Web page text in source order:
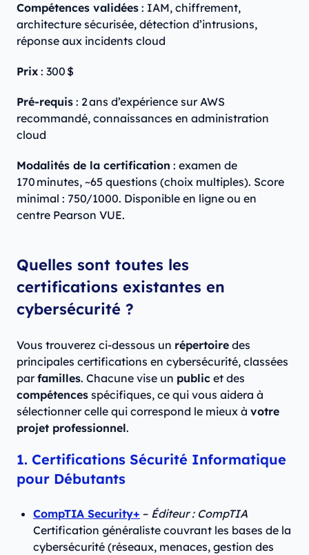
Compétences validées : IAM, chiffrement,
architecture sécurisée, détection d’intrusions,
réponse aux incidents cloud
Prix : 300 $
Pré-requis : 2 ans d’expérience sur AWS
recommandé, connaissances en administration
cloud
Modalités de la certification : examen de
170 minutes, ~65 questions (choix multiples). Score
minimal : 750/1000. Disponible en ligne ou en
centre Pearson VUE.
Quelles sont toutes les
certifications existantes en
cybersécurité ?
Vous trouverez ci-dessous un répertoire des
principales certifications en cybersécurité, classées
parfamilles. Chacune vise un public et des
compétences spécifiques, ce qui vous aidera à
sélectionner celle qui correspond le mieux à votre
projet professionnel.
1. Certifications Sécurité Informatique
pour Débutants
CompTIA Security+ – Éditeur : CompTIA
Certification généraliste couvrant les bases de la
cybersécurité (réseaux, menaces, gestion des